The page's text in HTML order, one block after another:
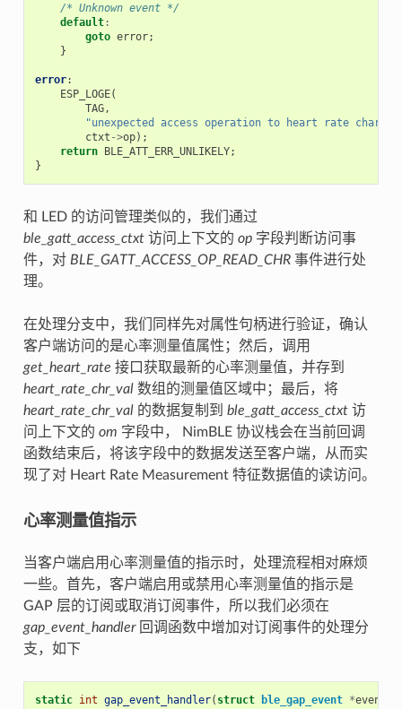
/* Unknown event */
default:
goto error;
}
error:
ESP_LOGE(
TAG,
"unexpected access operation to heart rate
ctxt ->op);
return BLE_ATT_ERR_UNLIKELY;
}
和 LED 的访问管理类似的，我们通过
ble_gatt_access_ctxt访问上下文的 op字段判断访问事
件，对 BLE_GATT_ACCESS_OP_READ_CHR事件进行处
理。
在处理分支中，我们同样先对属性句柄进行验证，确认
客户端访问的是心率测量值属性；然后，调用
get_heart_rate 接口获取最新的心率测量值，并存到
heart_rate_chr_val数组的测量值区域中；最后，将
heart_rate_chr_val的数据复制到 ble_gatt_access_ctxt访
问上下文的 om 字段中， NimBLE 协议栈会在当前回调
函数结束后，将该字段中的数据发送至客户端，从而实
现了对 Heart Rate Measurement 特征数据值的读访问。
心率测量值指示
当客户端启用心率测量值的指示时，处理流程相对麻烦
一些。首先，客户端启用或禁用心率测量值的指示是
GAP 层的订阅或取消订阅事件，所以我们必须在
gap_event_handler回调函数中增加对订阅事件的处理分
支，如下
static int gap_event_handler( struct ble_gap_event *event